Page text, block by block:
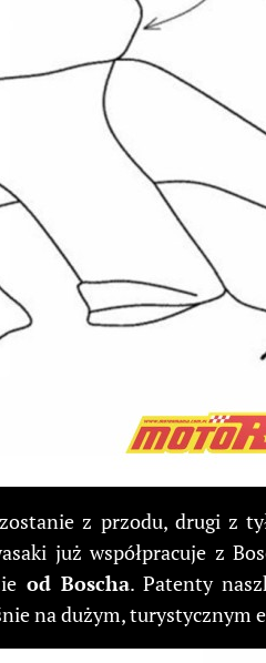
z przodu, drugi z
już współpracuje z
od Boscha. Patenty
na dużym, turystycznym